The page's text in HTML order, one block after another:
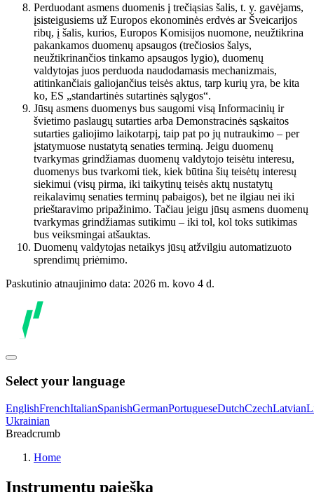
Perduodant asmens duomenis į trečiąsias šalis, t. y. gavėjams,
įsisteigusiems už Europos ekonominės erdvės ar Šveicarijos
ribų, į šalis, kurios, Europos Komisijos nuomone, neužtikrina
pakankamos duomenų apsaugos (trečiosios šalys,
neužtikrinančios tinkamo apsaugos lygio), duomenų
valdytojas juos perduoda naudodamasis mechanizmais,
atitinkančiais galiojančius teisės aktus, tarp kurių yra, be kita
ko, ES „standartinės sutartinės sąlygos“.
Jūsų asmens duomenys bus saugomi visą Informacinių ir
švietimo paslaugų sutarties arba Demonstracinės sąskaitos
sutarties galiojimo laikotarpį, taip pat po jų nutraukimo – per
įstatymuose nustatytą senaties terminą. Jeigu duomenų
tvarkymas grindžiamas duomenų valdytojo teisėtu interesu,
duomenys bus tvarkomi tiek, kiek būtina šių teisėtų interesų
siekimui (visų pirma, iki taikytinų teisės aktų nustatytų
reikalavimų senaties terminų pabaigos), bet ne ilgiau nei iki
prieštaravimo pripažinimo. Tačiau jeigu jūsų asmens duomenų
tvarkymas grindžiamas sutikimu – iki tol, kol toks sutikimas
bus veiksmingai atšauktas.
Duomenų valdytojas netaikys jūsų atžvilgiu automatizuoto
sprendimų priėmimo.
Paskutinio atnaujinimo data: 2026 m. kovo 4 d.
Select your language
EnglishFrenchItalianSpanishGermanPortugueseDutchCzechLatvian
Ukrainian
Breadcrumb
Home
Instrumentų paieška